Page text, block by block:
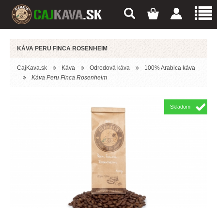
KÁVA PERU FINCA ROSENHEIM
CajKava.sk Káva Odrodová káva
100% Arabica káva
Káva Peru Finca Rosenheim
Skladom